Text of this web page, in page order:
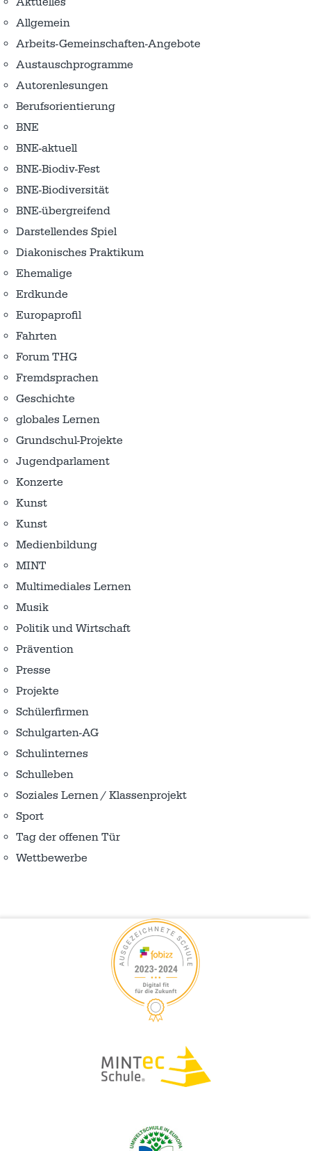
Allgemein
Arbeits-Gemeinschaften-Angebote
Austausch­programme
Autorenlesungen
Berufsorientierung
BNE
BNE-aktuell
BNE-Biodiv-Fest
BNE-Biodiversität
BNE-übergreifend
Darstellendes Spiel
Diakonisches Praktikum
Ehemalige
Erdkunde
Europaprofil
Fahrten
Forum THG
Fremdsprachen
Geschichte
globales Lernen
Grundschul-Projekte
Jugendparlament
Konzerte
Kunst
Kunst
Medienbildung
MINT
Multimediales Lernen
Musik
Politik und Wirtschaft
Prävention
Presse
Projekte
Schülerfirmen
Schulgarten-AG
Schulinternes
Schulleben
Soziales Lernen / Klassenprojekt
Sport
Tag der offenen Tür
Wettbewerbe